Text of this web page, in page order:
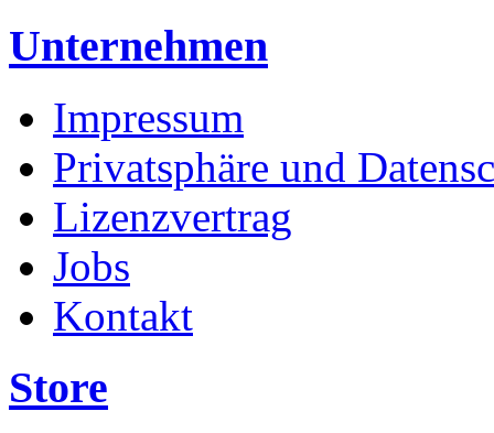
Unternehmen
Impressum
Privatsphäre und
Lizenzvertrag
Jobs
Kontakt
Store